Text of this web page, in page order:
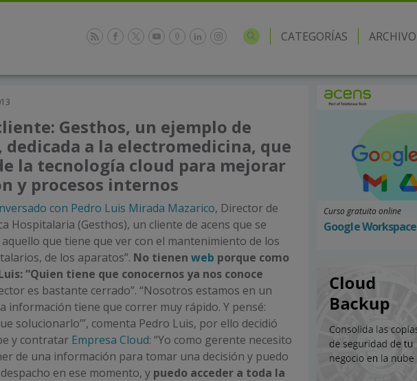
CATEGORÍAS ARCHIVO
Gesthos, un ejemplo de
dedicada a la electromedicina, que
la tecnología cloud para mejorar
y procesos internos
con Pedro Luis Mirada Mazarico, Director de
Hospitalaria (Gesthos), un cliente de acens que se
aquello que tiene que ver con el mantenimiento de los
de los aparatos”. No tienen web porque como
“Quien tiene que conocernos ya nos conoce
es bastante cerrado”. “Nosotros estamos en un
información tiene que correr muy rápido. Y pensé:
solucionarlo’”, comenta Pedro Luis, por ello decidió
y contratar Empresa Cloud: “Yo como gerente necesito
de una información para tomar una decisión y puedo
en ese momento, y puedo acceder a toda la
Curso gratuito online
Google Workspace